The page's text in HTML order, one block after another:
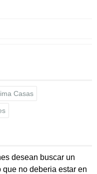
Casas
desean buscar un
no deberia estar en